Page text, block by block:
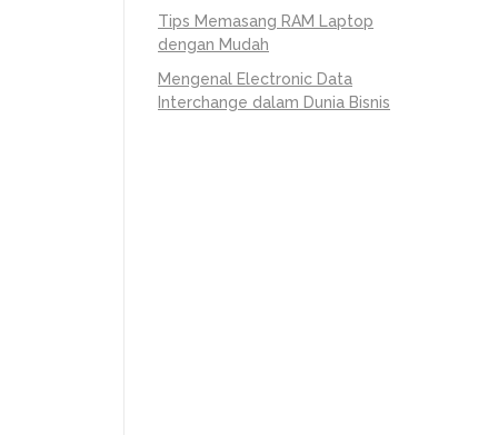
Tips Memasang RAM Laptop
dengan Mudah
Mengenal Electronic Data
Interchange dalam Dunia Bisnis